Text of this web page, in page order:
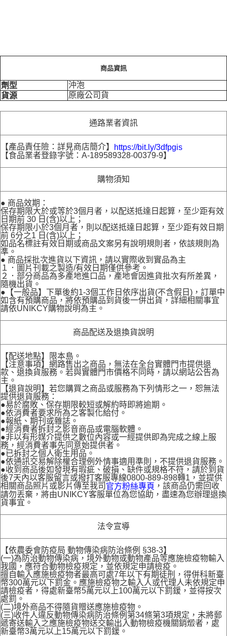
商品資訊
劑型
沖泡
貨源
原廠公司貨
通路業者資訊
【產品責任險：詳見商店簡介】
https://bit.ly/3dfpgis
【食品業者登錄字號：A-189589328-00379-9】
購物須知
● 商品效期：
保存期限大於或等於3個月者，以配送抵達日起算，至少距有效
日期前 30 日(含)以上；
保存期限小於3個月者，則以配送抵達日起算，至少距有效日期
前 6分之1 日(含)以上；
如品名標註有效日期或商品文案另有說明規則者，依該規則為
準。
● 商品採批次進貨以下資訊，請以實際收到實品為主
１．圖片刊載之製造/有效日期僅供參考。
２．部分商品為多產地進口品，產地會因進貨批次有所差異，
隨機出貨。
●【一般品】下單後約1-3個工作日依序出貨(不含假日)，訂單中
如含有預購商品，將依預購品到貨後一併出貨，詳細相關事宜
請依UNIKCY購物說明為主。
商品配送及退換貨說明
【配送地點】限本島。
【注意事項】網路售出之商品，無法在全台實體門市提供退
款、退換貨服務。若與實體門市價格不同時，請以網站公告為
主。
【退貨說明】若您購買之商品或服務為下列情形之一，恕無法
提供退貨服務：
●易於腐敗、保存期限較短或解約時即將逾期。
●依消費者要求所為之客製化給付。
●報紙、期刊或雜誌。
●經消費者拆封之影音商品或電腦軟體。
●非以有形媒介提供之數位內容或一經提供即為完成之線上服
務，經消費者事先同意始提供者。
●已拆封之個人衛生用品。
●依通訊交易解除權合理例外情事適用準則，不提供退貨服務。
●收到商品後如發現有瑕疵、破損、缺件或規格不符，請於到貨
後7天內以客服留言或撥打客服專線0800-889-898轉1，並提供
相關商品照片或影片傳至我司 官方粉絲專頁 ，該商品仍需回收
請勿丟棄，將由UNIKCY客服單位為您協助，盡速為您辦理退換
貨事宜。
法令宣導
【依農委會防疫局 動物傳染病防治條例 §38-3】
(一)為防治動物傳染病，境外動物或動物產品等應施檢疫物輸入
我國，應符合動物檢疫規定，並依規定申請檢疫。
擅自輸入應施檢疫物者最高可處7年以下有期徒刑，得併科新臺
幣300萬元以下罰金。應施檢疫物之輸入人或代理人未依規定申
請檢疫者，得處新臺幣5萬元以上100萬元以下罰鍰，並得按次
處罰。
(二)境外商品不得隨貨贈送應施檢疫物。
(三)收件人違反動物傳染病防治條例第34條第3項規定，未將郵
遞寄送輸入之應施檢疫物送交輸出入動物檢疫機關銷燬者，處
新臺幣3萬元以上15萬元以下罰鍰。